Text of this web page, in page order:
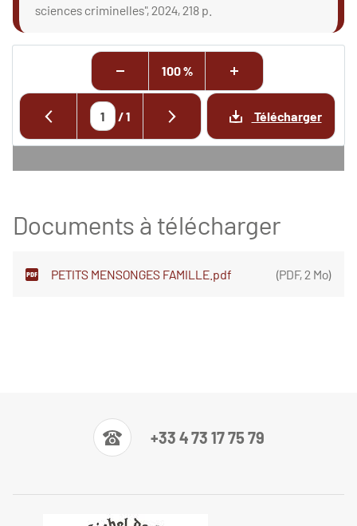
sciences criminelles", 2024, 218 p.
100 %
/1 Télécharger
Documents à télécharger
PETITS MENSONGES FAMILLE.pdf (PDF,2 Mo)
+33 4 73 17 75 79